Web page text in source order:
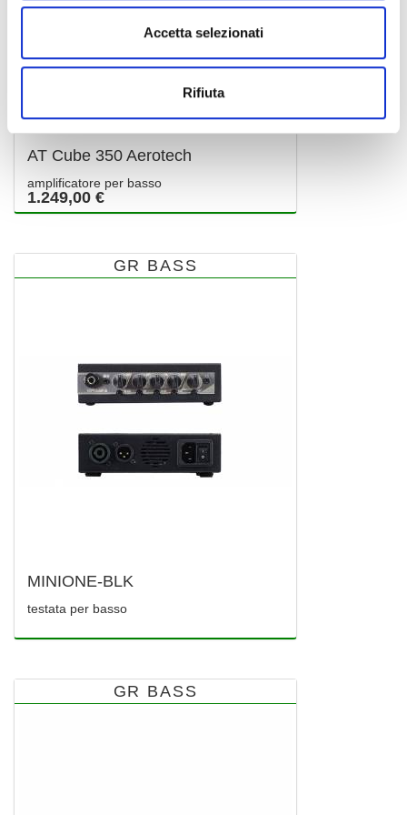
Accetta selezionati
Rifiuta
AT Cube 350 Aerotech
amplificatore per basso
1.249,00 €
GR BASS
MINIONE-BLK
testata per basso
GR BASS